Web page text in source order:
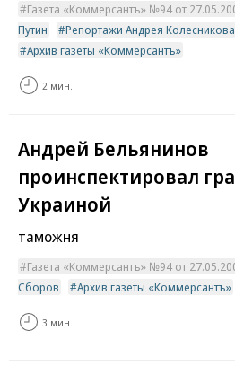
Газета «Коммерсантъ» №94 от
Путин
Репортажи Андрея Колесникова
Архив газеты «Коммерсантъ»
2 мин.
Андрей Бельянинов
проинспектировал
Украиной
таможня
Газета «Коммерсантъ» №94 от
Сборов
Архив газеты «Коммерсантъ»
3 мин.